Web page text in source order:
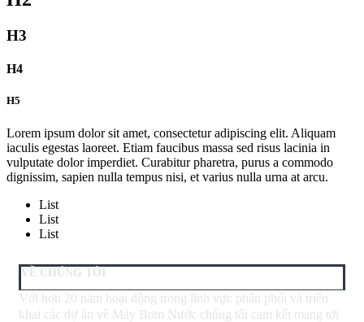
H3
H4
H5
Lorem ipsum dolor sit amet, consectetur adipiscing elit. Aliquam
iaculis egestas laoreet. Etiam faucibus massa sed risus lacinia in
vulputate dolor imperdiet. Curabitur pharetra, purus a commodo
dignissim, sapien nulla tempus nisi, et varius nulla urna at arcu.
List
List
List
VỀ CHÚNG TÔI
Với hơn 20 năm hoạt động trong lĩnh vực phân phối và triển
khai các dự án về Máy Bơm Nước chúng tôi cam kết mang tới